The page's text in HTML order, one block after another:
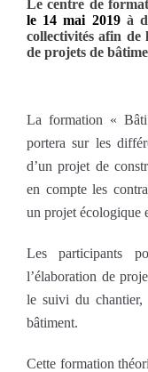
Le centre de
le 14 mai 2019à
collectivités afin de
de projets de
La formation «
portera sur les
d’un projet de
en compte les
un projet écologique
Les participants
l’élaboration de
le suivi du chantier,
bâtiment.
Cette formation